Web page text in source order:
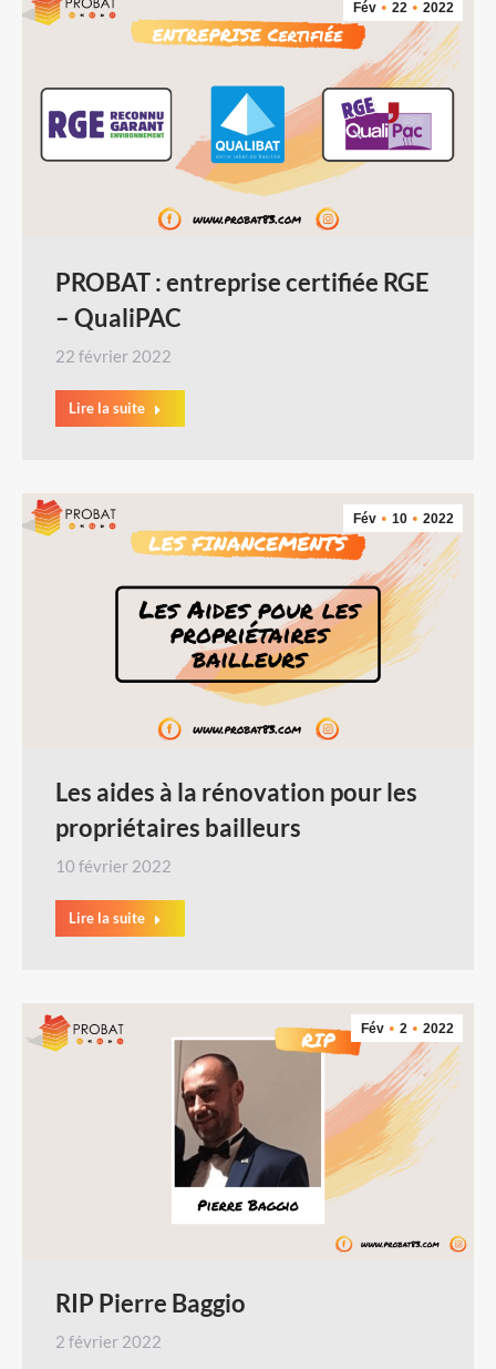
Fév 22 2022
PROBAT : entreprise certifiée RGE
– QualiPAC
22 février 2022
Lire la suite
Fév 10 2022
Les aides à la rénovation pour les
propriétaires bailleurs
10 février 2022
Lire la suite
Fév 2 2022
RIP Pierre Baggio
2 février 2022